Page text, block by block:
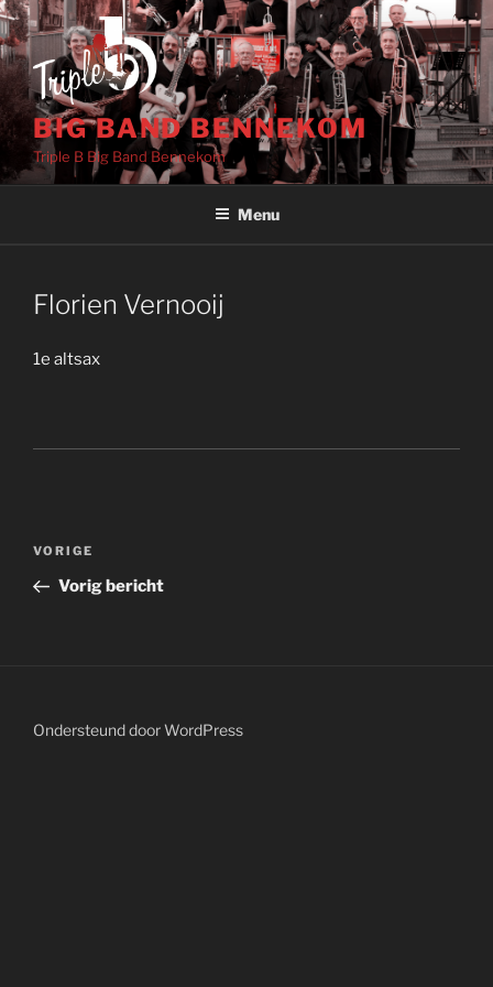
Ga
naar
de
inhoud
BIG BAND BENNEKOM
Triple B Big Band Bennekom
Menu
Florien Vernooij
1e altsax
Bericht
Vorig
bericht
VORIGE
Vorig bericht
Ondersteund door WordPress